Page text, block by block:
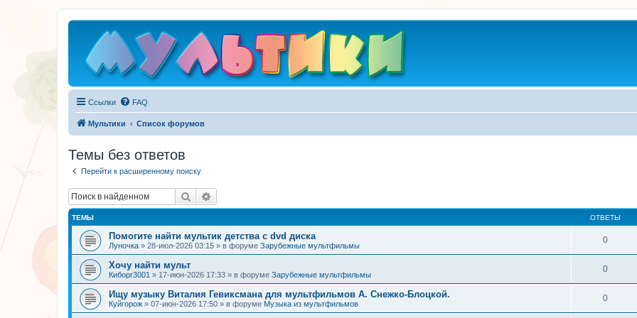
Ссылки FAQ
Мультики Список форумов
Темы без ответов
Перейти к расширенному поиску
Поиск
ТЕМЫ ОТВЕТЫ
Помогите найти мультик детства с dvd диска
Луночка » 28-июл-2026 03:15 » в форуме Зарубежные мультфильмы
0
Хочу найти мульт
Киборг3001 » 17-июн-2026 17:33 » в форуме Зарубежные мультфильмы
0
Ищу музыку Виталия Гевиксмана для мультфильмов А. Снежко-Блоцкой.
Куйгорож » 07-июн-2026 17:50 » в форуме Музыка из мультфильмов
0